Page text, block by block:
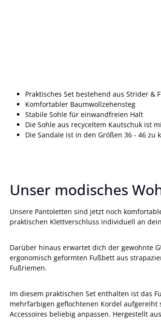
Praktisches Set bestehend aus Strider &
Komfortabler Baumwollzehensteg
Stabile Sohle für einwandfreien Halt
Die Sohle aus recyceltem Kautschuk ist
Die Sandale ist in den Größen 36 - 46 zu
Unser modisches
Unsere Pantoletten sind jetzt noch
praktischen Klettverschluss individuell an
Darüber hinaus erwartet dich der gewohnte
ergonomisch geformten Fußbett aus
Fußriemen.
Im diesem praktischen Set enthalten ist das
mehrfarbigen geflochtenen Kordel
Accessoires beliebig anpassen. Hergestellt